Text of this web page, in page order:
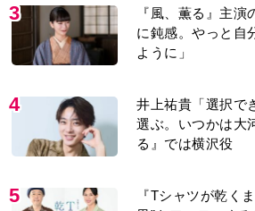
3
『風、薫る』主
に鈍感。やっと自
ように」
4
井上祐貴「選択で
選ぶ。いつかは大
る』では横沢役
5
『Tシャツが乾く